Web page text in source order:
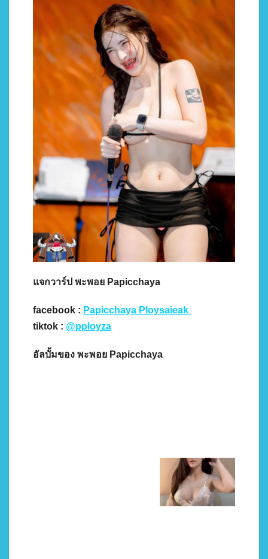
แจกวาร์ป พะพอย Papicchaya
facebook : Papicchaya Ploysaieak
tiktok : @pployza
อัลบั้มของ พะพอย Papicchaya